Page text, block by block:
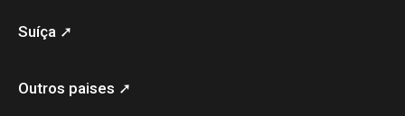
Suíça ➚
Outros paises ➚